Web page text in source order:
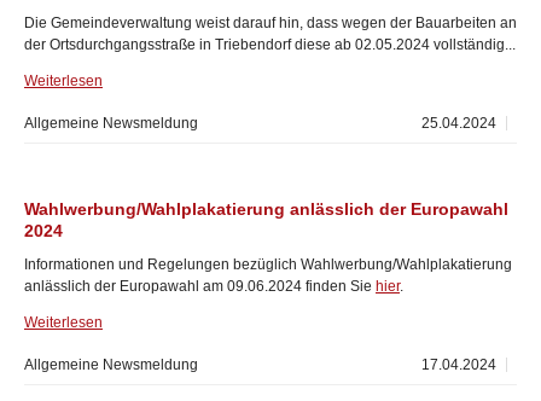
Die Gemeindeverwaltung weist darauf hin, dass wegen der Bauarbeiten an
der Ortsdurchgangsstraße in Triebendorf diese ab 02.05.2024 vollständig...
Weiterlesen
25.04.2024
Allgemeine Newsmeldung
Wahlwerbung/Wahlplakatierung anlässlich der Europawahl
2024
Informationen und Regelungen bezüglich Wahlwerbung/Wahlplakatierung
anlässlich der Europawahl am 09.06.2024 finden Sie hier.
Weiterlesen
17.04.2024
Allgemeine Newsmeldung